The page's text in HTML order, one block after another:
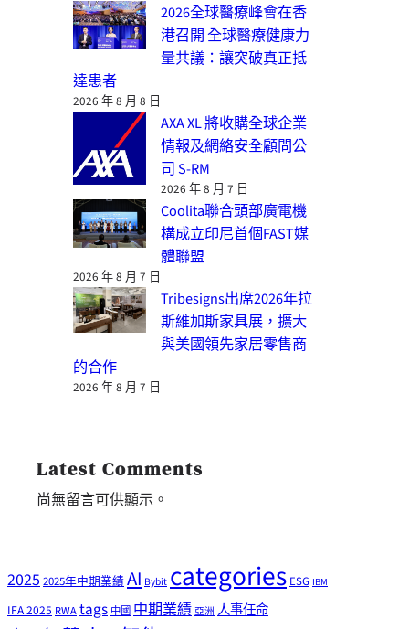
2026全球醫療峰會在香
港召開 全球醫療健康力
量共議：讓突破真正抵
達患者
2026 年 8 月 8 日
AXA XL 將收購全球企業
情報及網絡安全顧問公
司 S-RM
2026 年 8 月 7 日
Coolita聯合頭部廣電機
構成立印尼首個FAST媒
體聯盟
2026 年 8 月 7 日
Tribesigns出席2026年拉
斯維加斯家具展，擴大
與美國領先家居零售商
的合作
2026 年 8 月 7 日
Latest Comments
尚無留言可供顯示。
20252025年中期業績AI Bybitcategories ESG IBM
IFA 2025 RWAtags 中國 中期業績 亞洲 人事任命